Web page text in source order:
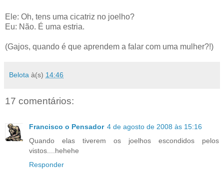
Ele: Oh, tens uma cicatriz no joelho?
Eu: Não. É uma estria.
(Gajos, quando é que aprendem a falar com uma mulher?!)
Belota à(s) 14:46
17 comentários:
Francisco o Pensador 4 de agosto de 2008 às 15:16
Quando elas tiverem os joelhos escondidos pelos
vistos....hehehe
Responder